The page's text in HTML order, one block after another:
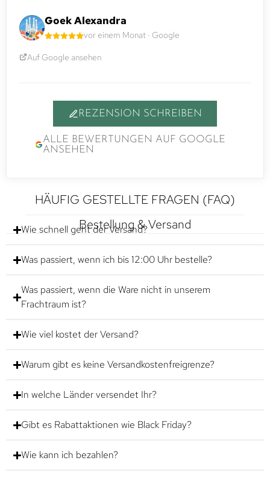
Goek Alexandra
vor einem Monat · Google
Auf Google ansehen
REZENSION SCHREIBEN
ALLE BEWERTUNGEN AUF GOOGLE
ANSEHEN
HÄUFIG GESTELLTE FRAGEN (FAQ)
Bestellung & Versand
Wie schnell geht der Versand?
Was passiert, wenn ich bis 12:00 Uhr bestelle?
Was passiert, wenn die Ware nicht in unserem
Frachtraum ist?
Wie viel kostet der Versand?
Warum gibt es keine Versandkostenfreigrenze?
In welche Länder versendet Ihr?
Gibt es Rabattaktionen wie Black Friday?
Wie kann ich bezahlen?